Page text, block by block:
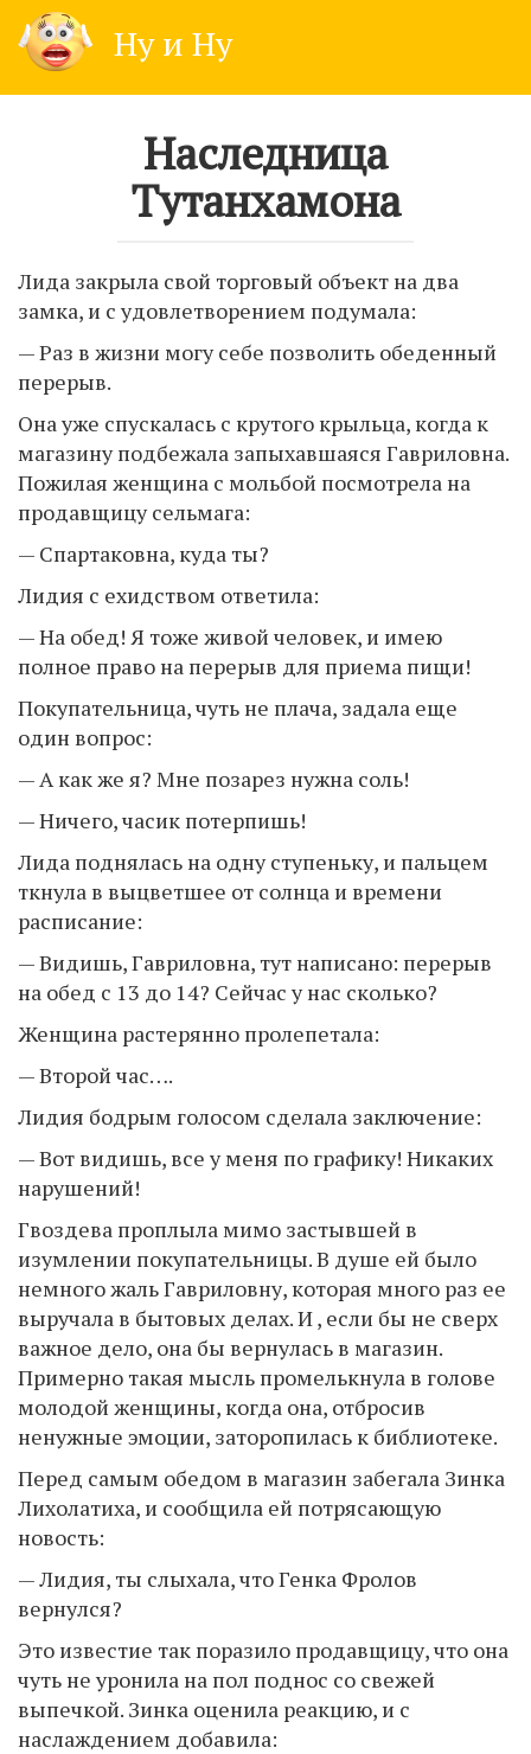
content
Ну и Ну
Наследница
Тутанхамона
Лида закрыла свой торговый объект на два
замка, и с удовлетворением подумала:
— Раз в жизни могу себе позволить обеденный
перерыв.
Она уже спускалась с крутого крыльца, когда к
магазину подбежала запыхавшаяся Гавриловна.
Пожилая женщина с мольбой посмотрела на
продавщицу сельмага:
— Спартаковна, куда ты?
Лидия с ехидством ответила:
— На обед! Я тоже живой человек, и имею
полное право на перерыв для приема пищи!
Покупательница, чуть не плача, задала еще
один вопрос:
— А как же я? Мне позарез нужна соль!
— Ничего, часик потерпишь!
Лида поднялась на одну ступеньку, и пальцем
ткнула в выцветшее от солнца и времени
расписание:
— Видишь, Гавриловна, тут написано: перерыв
на обед с 13 до 14? Сейчас у нас сколько?
Женщина растерянно пролепетала:
— Второй час….
Лидия бодрым голосом сделала заключение:
— Вот видишь, все у меня по графику! Никаких
нарушений!
Гвоздева проплыла мимо застывшей в
изумлении покупательницы. В душе ей было
немного жаль Гавриловну, которая много раз ее
выручала в бытовых делах. И , если бы не сверх
важное дело, она бы вернулась в магазин.
Примерно такая мысль промелькнула в голове
молодой женщины, когда она, отбросив
ненужные эмоции, заторопилась к библиотеке.
Перед самым обедом в магазин забегала Зинка
Лихолатиха, и сообщила ей потрясающую
новость:
— Лидия, ты слыхала, что Генка Фролов
вернулся?
Это известие так поразило продавщицу, что она
чуть не уронила на пол поднос со свежей
выпечкой. Зинка оценила реакцию, и с
наслаждением добавила: